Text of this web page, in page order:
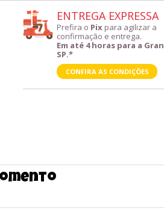
ENTREGA EXPRESSA
Prefira o Pix para agilizar a
confirmação e entrega.
Em até 4 horas para a
SP.*
CONFIRA AS CONDIÇÕES